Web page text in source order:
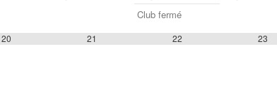
Club fermé
20 21 22 23